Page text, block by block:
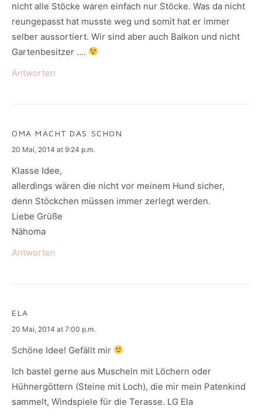
nicht alle Stöcke waren einfach nur Stöcke. Was da nicht
reungepasst hat musste weg und somit hat er immer
selber aussortiert. Wir sind aber auch Balkon und nicht
Gartenbesitzer ….
Antworten
OMA MACHT DAS SCHON
says:
20 Mai, 2014 at 9:24 p.m.
Klasse Idee,
allerdings wären die nicht vor meinem Hund sicher,
denn Stöckchen müssen immer zerlegt werden.
Liebe Grüße
Nähoma
Antworten
ELA
says:
20 Mai, 2014 at 7:00 p.m.
Schöne Idee! Gefällt mir
Ich bastel gerne aus Muscheln mit Löchern oder
Hühnergöttern (Steine mit Loch), die mir mein Patenkind
sammelt, Windspiele für die Terasse. LG Ela